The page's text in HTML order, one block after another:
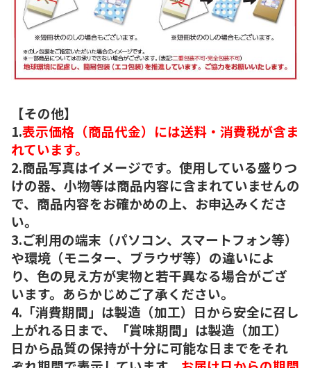
【その他】
1.表示価格（商品代金）には送料・消費税が含ま
れています。
2.商品写真はイメージです。使用している盛りつ
けの器、小物等は商品内容に含まれていませんの
で、商品内容をお確かめの上、お申込みくださ
い。
3.ご利用の端末（パソコン、スマートフォン等）
や環境（モニター、ブラウザ等）の違いによ
り、色の見え方が実物と若干異なる場合がござ
います。あらかじめご了承ください。
4.「消費期間」は製造（加工）日から安全に召し
上がれる日まで、「賞味期間」は製造（加工）
日から品質の保持が十分に可能な日までをそれ